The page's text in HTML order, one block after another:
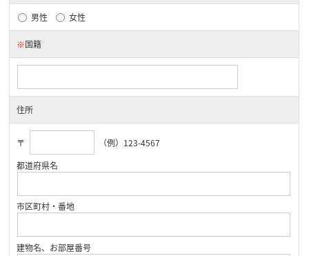
男性 女性
※国籍
住所
〒
（例）123-4567
都道府県名
市区町村・番地
建物名、お部屋番号